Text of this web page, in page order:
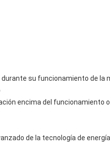
su funcionamiento de la
encima del funcionamiento
de la tecnología de